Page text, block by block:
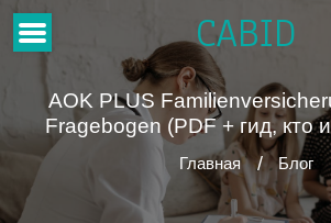
CABID
AOK PLUS
Fragebogen (PDF + гид, кто
Главная Блог